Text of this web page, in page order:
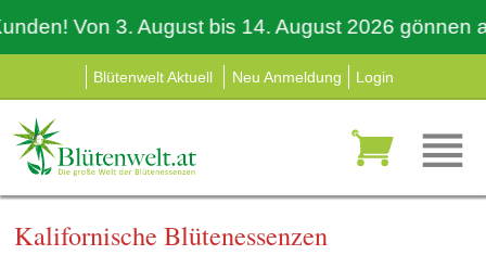
Von 3. August bis 14. August 2026 gönnen
Blütenwelt Aktuell Neu Anmeldung Login
Kalifornische Blütenessenzen